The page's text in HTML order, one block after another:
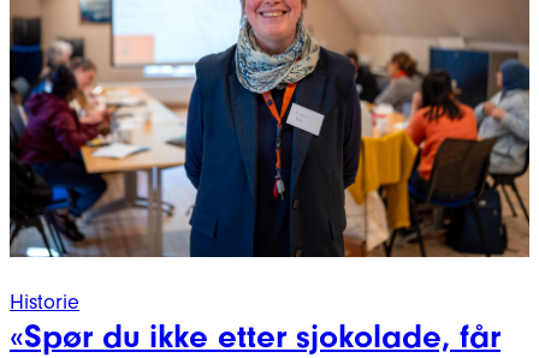
Historie
«Spør du ikke etter sjokolade, får